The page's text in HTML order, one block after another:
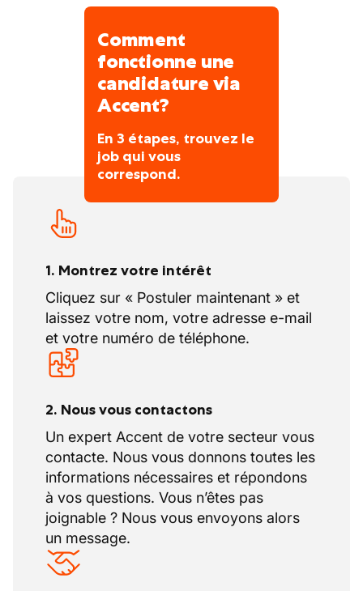
modernes comme le forage dirigé et les
travaux sans tranchée.
Présent dans plusieurs pays européens
(Belgique, Pays-Bas, France, Allemagne,
Danemark, Luxembourg), il dispose d’une
forte implantation locale.
Comment
fonctionne une
candidature via
Accent?
En 3 étapes, trouvez le
job qui vous
correspond.
1. Montrez votre intérêt
Cliquez sur « Postuler maintenant » et
laissez votre nom, votre adresse e-mail
et votre numéro de téléphone.
2. Nous vous contactons
Un expert Accent de votre secteur vous
contacte. Nous vous donnons toutes les
informations nécessaires et répondons
à vos questions. Vous n’êtes pas
joignable ? Nous vous envoyons alors
un message.